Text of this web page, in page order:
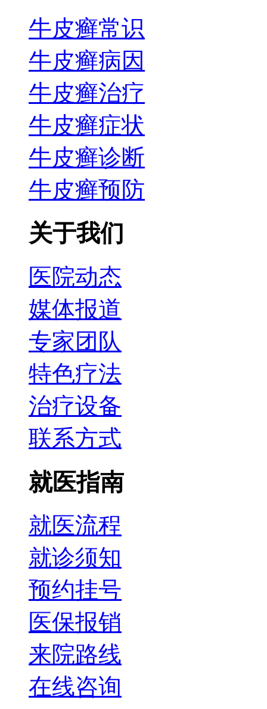
牛皮癣常识
牛皮癣病因
牛皮癣治疗
牛皮癣症状
牛皮癣诊断
牛皮癣预防
关于我们
医院动态
媒体报道
专家团队
特色疗法
治疗设备
联系方式
就医指南
就医流程
就诊须知
预约挂号
医保报销
来院路线
在线咨询